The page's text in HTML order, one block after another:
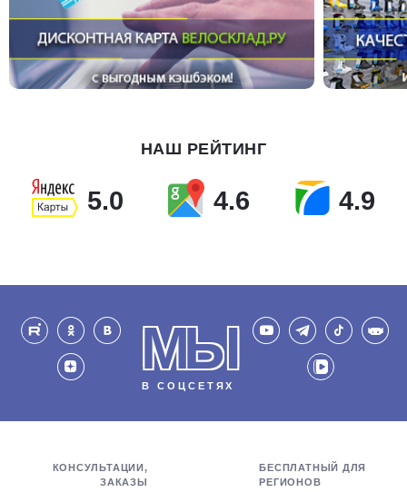
НАШ РЕЙТИНГ
5.0 4.6 4.9
МЫ
В СОЦСЕТЯХ
КОНСУЛЬТАЦИИ,
ЗАКАЗЫ
БЕСПЛАТНЫЙ ДЛЯ
РЕГИОНОВ